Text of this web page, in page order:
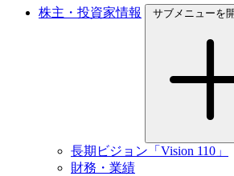
株主・投資家情報 サブメニューを
長期ビジョン「Vision 110」
財務・業績